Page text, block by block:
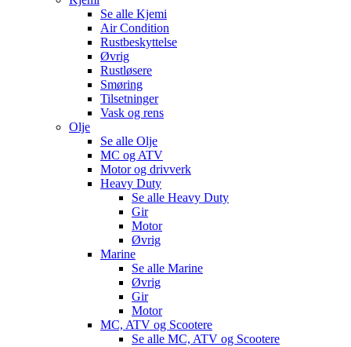
Se alle Kjemi
Air Condition
Rustbeskyttelse
Øvrig
Rustløsere
Smøring
Tilsetninger
Vask og rens
Olje
Se alle Olje
MC og ATV
Motor og drivverk
Heavy Duty
Se alle Heavy Duty
Gir
Motor
Øvrig
Marine
Se alle Marine
Øvrig
Gir
Motor
MC, ATV og Scootere
Se alle MC, ATV og Scootere